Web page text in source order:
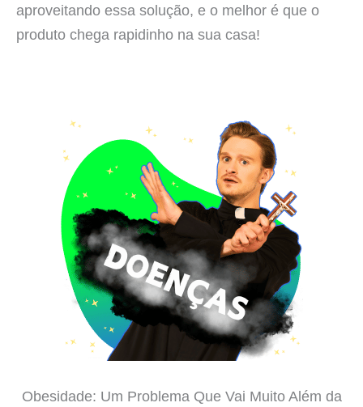
aproveitando essa solução, e o melhor é que o
produto chega rapidinho na sua casa!
Obesidade: Um Problema Que Vai Muito Além da